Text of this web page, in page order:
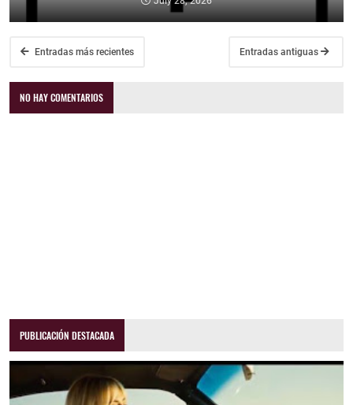
Entradas más recientes Entradas antiguas
NO HAY COMENTARIOS
PUBLICACIÓN DESTACADA